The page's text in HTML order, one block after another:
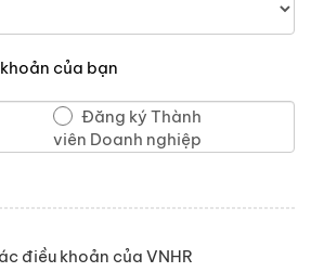
của bạn
Đăng ký Thành
viên Doanh nghiệp
điều khoản của VNHR